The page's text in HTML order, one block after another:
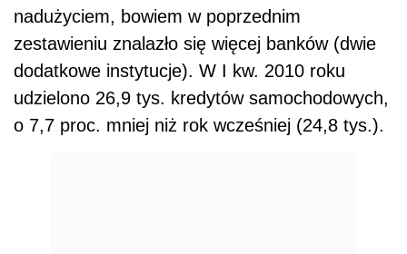
nadużyciem, bowiem w poprzednim
zestawieniu znalazło się więcej banków (dwie
dodatkowe instytucje). W I kw. 2010 roku
udzielono 26,9 tys. kredytów samochodowych,
o 7,7 proc. mniej niż rok wcześniej (24,8 tys.).